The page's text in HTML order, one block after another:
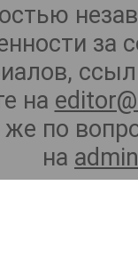
на
по
на